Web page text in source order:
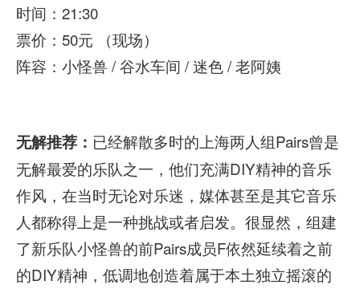
时间：21:30
票价：50元 （现场）
阵容：小怪兽 / 谷水车间 / 迷色 / 老阿姨
无解推荐： 已经解散多时的上海两人组Pairs曾是
无解最爱的乐队之一，他们充满DIY精神的音乐
作风，在当时无论对乐迷，媒体甚至是其它音乐
人都称得上是一种挑战或者启发。很显然，组建
了新乐队小怪兽的前Pairs成员F依然延续着之前
的DIY精神，低调地创造着属于本土独立摇滚的